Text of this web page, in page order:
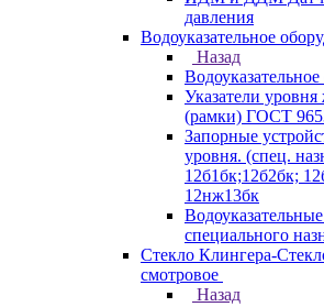
давления
Водоуказательное
Назад
Указатели
(рамки) ГОСТ
Запорные
уровня. (спец.
12б1бк;12б2бк;
12нж13бк
специального
Стекло Клингера-
смотровое
Назад